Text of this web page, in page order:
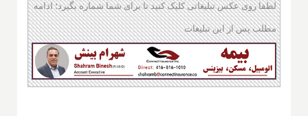
لطفا روی عکس تبلیغاتی کلیک کنید تا برای شما شماره بگیرد؛ ادامه
مطلب پس از این تبلیغات